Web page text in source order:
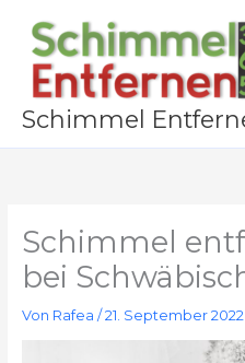
Inhalt
springen
Schimmel
Schimmel
bei
Von Rafea /21. September 2022